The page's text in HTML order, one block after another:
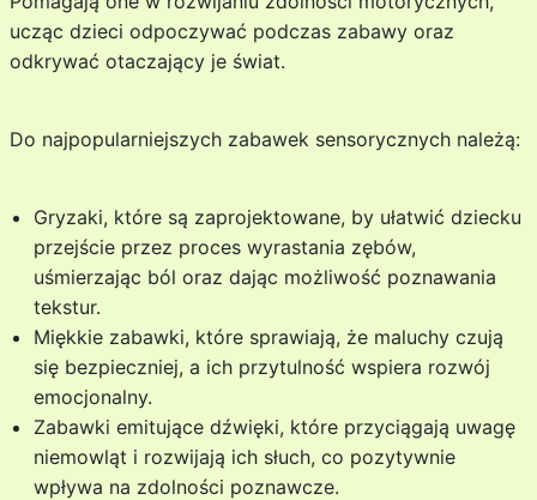
ucząc dzieci odpoczywać podczas zabawy oraz
odkrywać otaczający je świat.
Do najpopularniejszych zabawek sensorycznych należą:
Gryzaki, które są zaprojektowane, by ułatwić dziecku
przejście przez proces wyrastania zębów,
uśmierzając ból oraz dając możliwość poznawania
tekstur.
Miękkie zabawki, które sprawiają, że maluchy czują
się bezpieczniej, a ich przytulność wspiera rozwój
emocjonalny.
Zabawki emitujące dźwięki, które przyciągają uwagę
niemowląt i rozwijają ich słuch, co pozytywnie
wpływa na zdolności poznawcze.